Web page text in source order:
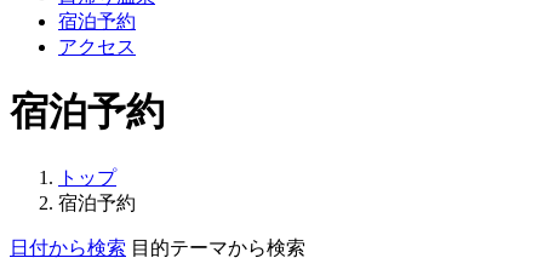
宿泊予約
アクセス
宿泊予約
トップ
宿泊予約
日付から検索 目的テーマから検索